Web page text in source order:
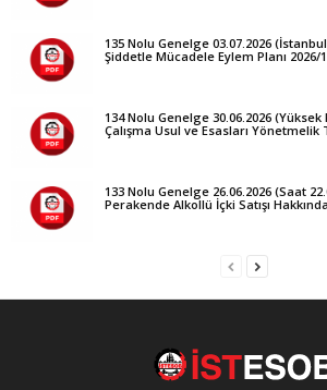
135 Nolu Genelge 03.07.2026
Şiddetle Mücadele Eylem Planı 2026/
134 Nolu Genelge 30.06.2026 (Yüksek
Çalışma Usul ve Esasları Yönetmelik
133 Nolu Genelge 26.06.2026 (Saat
Perakende Alkollü İçki Satışı